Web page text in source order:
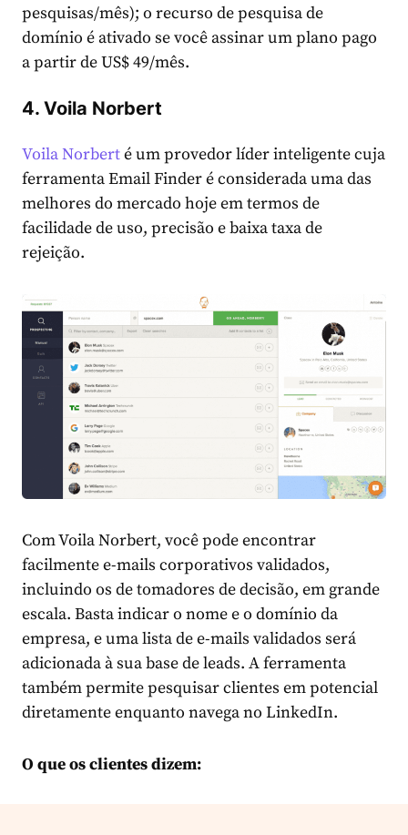
pesquisas/mês); o recurso de pesquisa de
domínio é ativado se você assinar um plano pago
a partir de US$ 49/mês.
4. Voila Norbert
Voila Norberté um provedor líder inteligente cuja
ferramenta Email Finder é considerada uma das
melhores do mercado hoje em termos de
facilidade de uso, precisão e baixa taxa de
rejeição.
Com Voila Norbert, você pode encontrar
facilmente e-mails corporativos validados,
incluindo os de tomadores de decisão, em grande
escala. Basta indicar o nome e o domínio da
empresa, e uma lista de e-mails validados será
adicionada à sua base de leads. A ferramenta
também permite pesquisar clientes em potencial
diretamente enquanto navega no LinkedIn.
O que os clientes dizem: